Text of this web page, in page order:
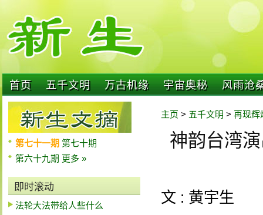
首页 五千文明 万古机缘 宇宙奥秘 风雨沧
第七十一期 第七十期
第六十九期 更多 »
即时滚动
法轮大法带给人些什么
主页 > 五千文明 > 再现辉
神韵台湾
文 : 黄宇生